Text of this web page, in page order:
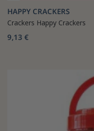
HAPPY CRACKERS
Crackers Happy Crackers
9,13 €